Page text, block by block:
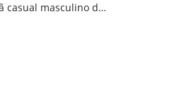
Suéter cardigã casual masculino de negócios